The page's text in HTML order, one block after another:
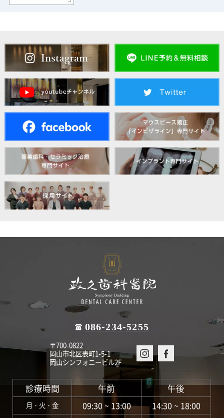
086-234-5255
〒700-0822
岡山市北区表町1-5-1
岡山シンフォニービル2F
診療時間 午前 午後
月・火・金 09:30 ~ 13:00 14:30 ~ 18:00